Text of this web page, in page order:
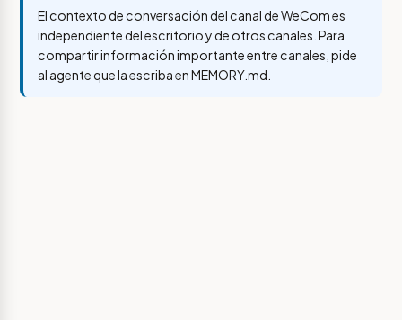
El contexto de conversación del canal de WeCom es
independiente del escritorio y de otros canales. Para
compartir información importante entre canales, pide
al agente que la escriba en MEMORY.md.